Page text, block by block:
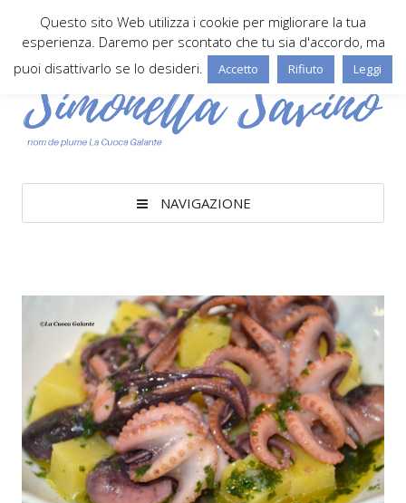
NAVIGAZIONE
Questo sito Web utilizza i cookie per migliorare la tua
esperienza. Daremo per scontato che tu sia d'accordo, ma
puoi disattivarlo se lo desideri.
Accetto Rifiuto Leggi